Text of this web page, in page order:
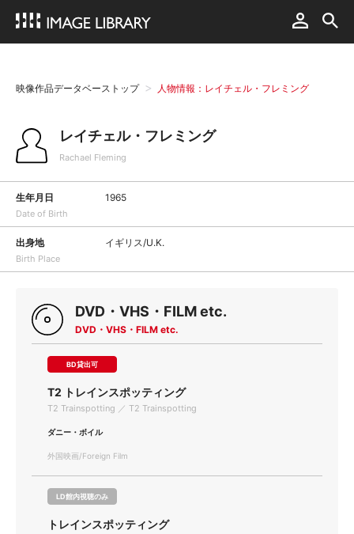
映像作品データベーストップ 人物情報：レイチェル・フレミング
レイチェル・フレミング
Rachael Fleming
生年月日
Date of Birth
1965
出身地
Birth Place
イギリス/U.K.
DVD・VHS・FILM etc.
DVD・VHS・FILM etc.
BD貸出可
T2 トレインスポッティング
T2 Trainspotting ／ T2 Trainspotting
ダニー・ボイル
外国映画/Foreign Film
LD館内視聴のみ
トレインスポッティング